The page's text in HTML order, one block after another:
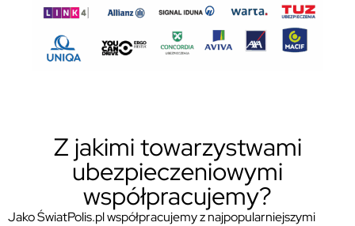
Z jakimi towarzystwami
ubezpieczeniowymi
współpracujemy?
Jako ŚwiatPolis.pl współpracujemy z najpopularniejszymi